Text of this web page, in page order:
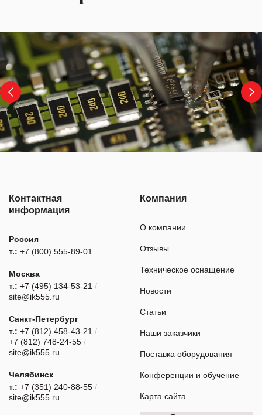
Контактная
информация
Россия
т.: +7 (800) 555-89-01
Москва
т.: +7 (495) 134-53-21 /
site@ik555.ru
Санкт-Петербург
т.: +7 (812) 458-43-21 /
+7 (812) 748-24-55 /
site@ik555.ru
Челябинск
т.: +7 (351) 240-88-55 /
site@ik555.ru
Компания
О компании
Отзывы
Техническое оснащение
Новости
Статьи
Наши заказчики
Поставка оборудования
Конференции и обучение
Карта сайта